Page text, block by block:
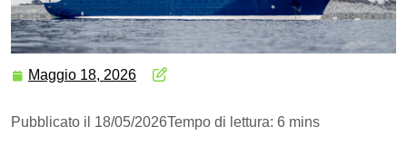
Maggio 18, 2026
Pubblicato il 18/05/2026Tempo di lettura: 6 mins